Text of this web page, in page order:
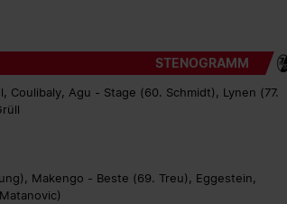
STENOGRAMM
Coulibaly, Agu - Stage (60. Schmidt), Lynen (77.
Makengo - Beste (69. Treu), Eggestein,